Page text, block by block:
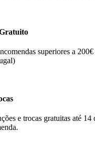
superiores a 200€
e trocas gratuitas até 14